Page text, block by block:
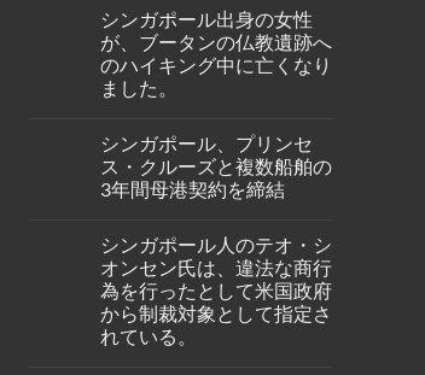
性
が
イ
ン
ド
ネ
の
バ
タ
ム
島
テ
ル
で
死
亡
し
て
on
タ
イ・
ラ
イ
オ
ア、
ジ
ェ
ッ
料
価
格
高
騰
を
受
け
シンガポール出身の女性
が、ブータンの仏教遺跡へ
のハイキング中に亡くなり
ました。
on
シ
ン
ガ
ル
出
身
の
女
性
が、
ブ
シンガポール、プリンセ
ス・クルーズと複数船舶の
3年間母港契約を締結
on
シ
ン
ガ
ポ
ー
ル、
シンガポール人のテオ・シ
オンセン氏は、違法な商行
為を行ったとして米国政府
から制裁対象として指定さ
れている。